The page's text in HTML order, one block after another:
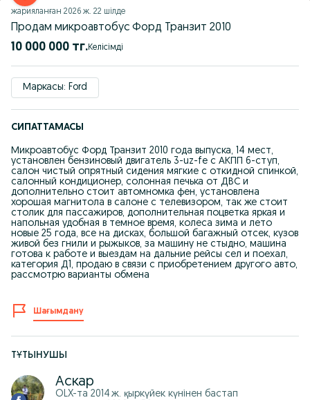
жарияланған 2026 ж. 22 шілде
Продам микроавтобус Форд Транзит 2010
10 000 000 тг. Келісімді
Маркасы: Ford
СИПАТТАМАСЫ
Микроавтобус Форд Транзит 2010 года выпуска, 14 мест,
установлен бензиновый двигатель 3-uz-fe с АКПП 6-ступ,
салон чистый опрятный сидения мягкие с откидной спинкой,
салонный кондиционер, солонная печька от ДВС и
дополнительно стоит автомномка фен, установлена
хорошая магнитола в салоне с телевизором, так же стоит
столик для пассажиров, дополнительная поцветка яркая и
напольная удобная в темное время, колеса зима и лето
новые 25 года, все на дисках, большой багажный отсек, кузов
живой без гнили и рыжыков, за машину не стыдно, машина
готова к работе и выездам на дальние рейсы сел и поехал,
категория Д1, продаю в связи с приобретением другого авто,
рассмотрю варианты обмена
Шағымдану
ТҰТЫНУШЫ
Аскар
OLX-та 2014 ж. қыркүйек күнінен бастап